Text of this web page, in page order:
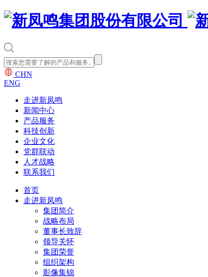
CHN
ENG
走进新凤鸣
新闻中心
产品服务
科技创新
企业文化
党群联动
人才战略
联系我们
首页
走进新凤鸣
集团简介
战略布局
董事长致辞
领导关怀
集团荣誉
组织架构
影像集锦